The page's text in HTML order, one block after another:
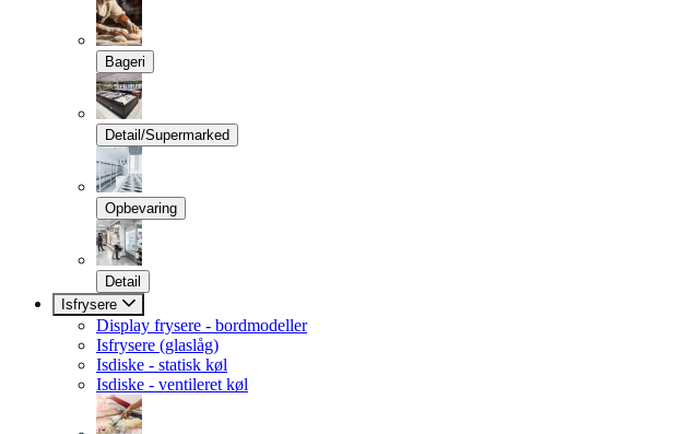
Bageri
Detail/Supermarked
Opbevaring
Detail
Isfrysere
Display frysere - bordmodeller
Isfrysere (glaslåg)
Isdiske - statisk køl
Isdiske - ventileret køl